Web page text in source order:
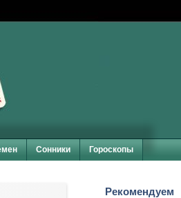
Сонники Гороскопы
Рекомендуем